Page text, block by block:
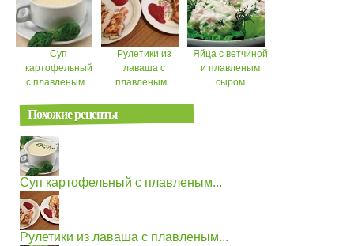
Суп
картофельный
с плавленым...
Рулетики из
лаваша с
плавленым...
Яйца с ветчиной
и плавленым
сыром
Похожие рецепты
Суп картофельный с плавленым...
Рулетики из лаваша с плавленым...